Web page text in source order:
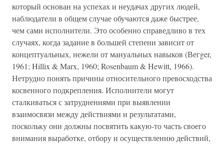
который основан на успехах и неудачах других людей,
наблюдатели в общем случае обучаются даже быстрее,
чем сами исполнители. Это особенно справедливо в тех
случаях, когда задание в большей степени зависит от
концептуальных, нежели от мануальных навыков (Вегger,
1961; Hillix & Marx, 1960; Rosenbaum & Hewitt, 1966).
Нетрудно понять причины относительного превосходства
косвенного подкрепления. Исполнители могут
сталкиваться с затруднениями при выявлении
взаимосвязи между действиями и результатами,
поскольку они должны посвятить какую-то часть своего
внимания выработке, отбору и осуществлению действий,